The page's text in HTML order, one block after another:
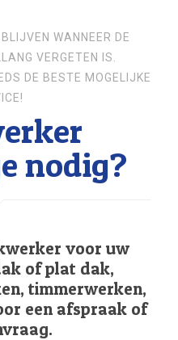
WANNEER DE
VERGETEN IS.
DE BESTE MOGELIJKE
nodig?
voor uw
of plat dak,
timmerwerken,
een afspraak of